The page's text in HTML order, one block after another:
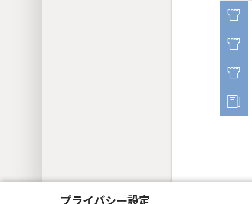
プライバシー設定Copyright